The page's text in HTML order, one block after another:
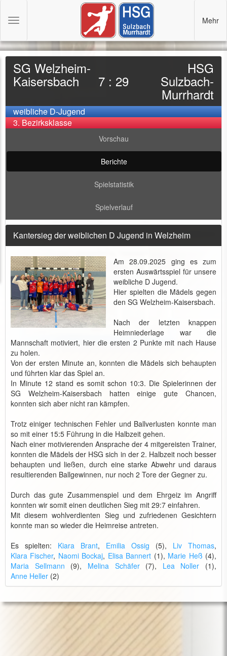
SG Welzheim-
Kaisersbach 7 : 29
HSG
Sulzbach-
Murrhardt
weibliche D-Jugend
3. Bezirksklasse
Vorschau
Berichte
Spielstatistik
Spielverlauf
Kantersieg der weiblichen D Jugend in Welzheim
Am 28.09.2025 ging es zum
ersten Auswärtsspiel für unsere
weibliche D Jugend.
Hier spielten die Mädels gegen
den SG Welzheim-Kaisersbach.
Nach der letzten knappen
Heimniederlage war die
Mannschaft motiviert, hier die ersten 2 Punkte mit nach Hause
zu holen.
Von der ersten Minute an, konnten die Mädels sich behaupten
und führten klar das Spiel an.
In Minute 12 stand es somit schon 10:3. Die Spielerinnen der
SG Welzheim-Kaisersbach hatten einige gute Chancen,
konnten sich aber nicht ran kämpfen.
Trotz einiger technischen Fehler und Ballverlusten konnte man
so mit einer 15:5 Führung in die Halbzeit gehen.
Nach einer motivierenden Ansprache der 4 mitgereisten Trainer,
konnten die Mädels der HSG sich in der 2. Halbzeit noch besser
behaupten und ließen, durch eine starke Abwehr und daraus
resultierenden Ballgewinnen, nur noch 2 Tore der Gegner zu.
Durch das gute Zusammenspiel und dem Ehrgeiz im Angriff
konnten wir somit einen deutlichen Sieg mit 29:7 einfahren.
Mit diesem wohlverdienten Sieg und zufriedenen Gesichtern
konnte man so wieder die Heimreise antreten.
Es spielten: Kiara Brant, Emilia Ossig (5), Liv Thomas,
Klara Fischer, Naomi Bockaj, Elisa Bannert (1), Marie Heß (4),
Maria Sellmann (9), Melina Schäfer(7), Lea Noller (1),
Anne Heller (2)
Toggle
Mehr